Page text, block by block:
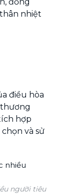
nhiệt
điều hòa
hợp
và sử
người tiêu